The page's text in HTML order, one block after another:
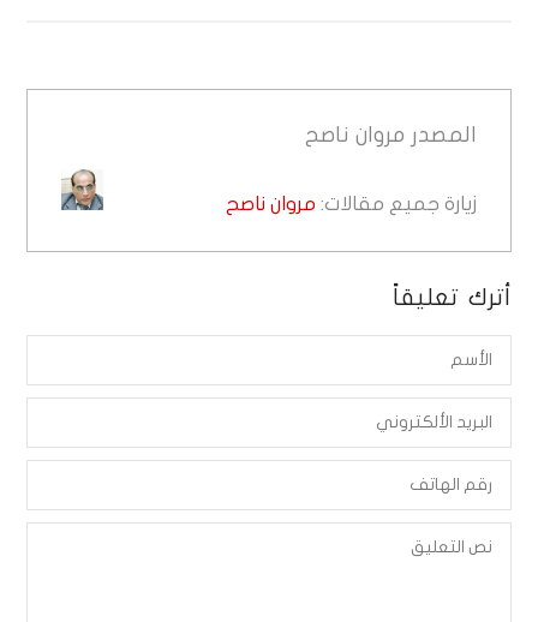
المصدر مروان ناصح
زيارة جميع مقالات: مروان ناصح
أترك تعليقاً